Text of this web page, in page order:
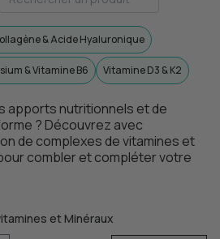
& Acide Hyaluronique
& Vitamine B6 Vitamine D3 & K2
apports nutritionnels et de
? Découvrez avec
de complexes de vitamines et
combler et compléter votre
et Minéraux